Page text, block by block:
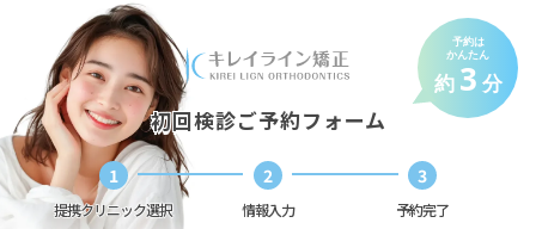
初回検診ご予約フォーム
予約は
かんたん
約 3 分
1
提携クリニック選択
提携クリニック選択
2
情報入力
情報入力
3
予約完了
予約完了